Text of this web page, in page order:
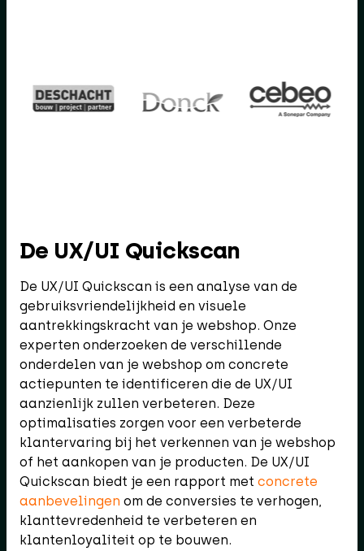
De UX/UI Quickscan
De UX/UI Quickscan is een analyse van de
gebruiksvriendelijkheid en visuele
aantrekkingskracht van je webshop. Onze
experten onderzoeken de verschillende
onderdelen van je webshop om concrete
actiepunten te identificeren die de UX/UI
aanzienlijk zullen verbeteren. Deze
optimalisaties zorgen voor een verbeterde
klantervaring bij het verkennen van je webshop
of het aankopen van je producten. De UX/UI
Quickscan biedt je een rapport met concrete
aanbevelingen om de conversies te verhogen,
klanttevredenheid te verbeteren en
klantenloyaliteit op te bouwen.